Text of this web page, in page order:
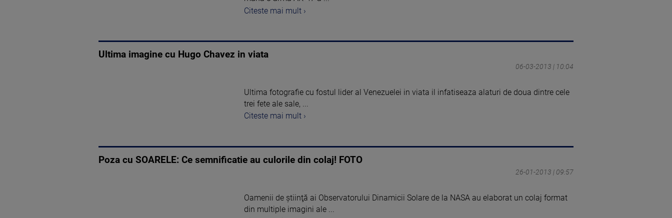
Citeste mai mult ›
Ultima imagine cu Hugo Chavez in viata
06-03-2013 | 10:04
Ultima fotografie cu fostul lider al Venezuelei in viata il infatiseaza alaturi de doua dintre cele
trei fete ale sale, ...
Citeste mai mult ›
Poza cu SOARELE: Ce semnificatie au culorile din colaj! FOTO
26-01-2013 | 09:57
Oamenii de ştiinţă ai Observatorului Dinamicii Solare de la NASA au elaborat un colaj format
din multiple imagini ale ...